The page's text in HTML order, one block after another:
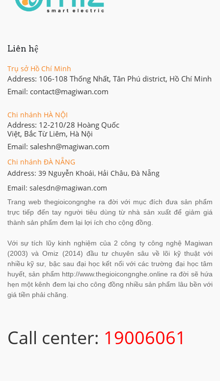
Liên hệ
Trụ sở Hồ Chí Minh
Address: 106-108 Thống Nhất, Tân Phú district, Hồ Chí Minh
Email: contact@magiwan.com
Chi nhánh HÀ NỘI
Address: 12-210/28 Hoàng Quốc
Việt, Bắc Từ Liêm, Hà Nội
Email: saleshn@magiwan.com
Chi nhánh ĐÀ NẴNG
Address: 39 Nguyễn Khoái, Hải Châu, Đà Nẵng
Email: salesdn@magiwan.com
Trang web thegioicongnghe ra đời với mục đích đưa sản phẩm
trực tiếp đến tay người tiêu dùng từ nhà sản xuất để giảm giá
thành sản phẩm đem lại lợi ích cho cộng đồng.
Với sự tích lũy kinh nghiệm của 2 công ty công nghệ Magiwan
(2003) và Omiz (2014) đầu tư chuyên sâu về lõi kỹ thuật với
nhiều kỹ sư, bậc sau đại học kết nối với các trường đại học tâm
huyết, sản phẩm http://www.thegioicongnghe.online ra đời sẽ hứa
hẹn một kênh đem lại cho công đồng nhiều sản phẩm lâu bền với
giá tiền phải chăng.
Call center: 19006061